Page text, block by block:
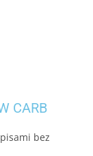
CARB
bez